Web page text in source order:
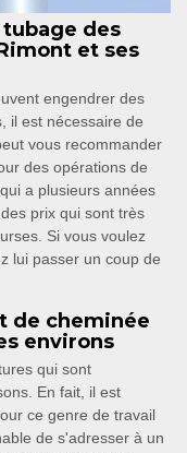
des
et ses
engendrer des
il est nécessaire de
vous recommander
des opérations de
a plusieurs années
prix qui sont très
Si vous voulez
lui passer un coup de
de cheminée
environs
qui sont
En fait, il est
ce genre de travail
de s'adresser à un